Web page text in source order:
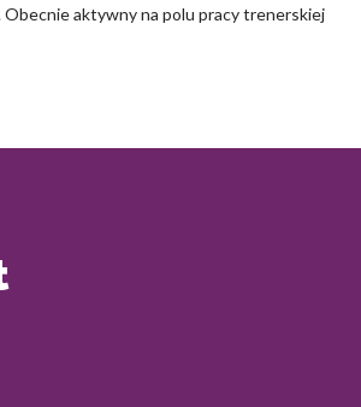
Obecnie aktywny na polu pracy trenerskiej